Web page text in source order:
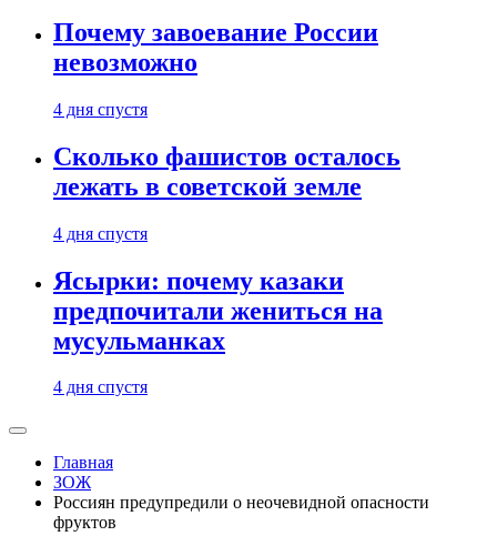
Почему завоевание России
невозможно
4 дня спустя
Сколько фашистов осталось
лежать в советской земле
4 дня спустя
Ясырки: почему казаки
предпочитали жениться на
мусульманках
4 дня спустя
Главная
ЗОЖ
Россиян предупредили о неочевидной опасности
фруктов